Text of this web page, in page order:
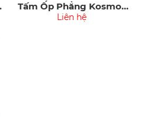
Tấm Ốp Phẳng Kosmos
OP125-003
Liên hệ